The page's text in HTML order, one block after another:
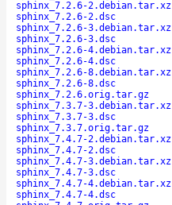
sphinx_7.2.6-2.debian.tar.xz
sphinx_7.2.6-2.dsc
sphinx_7.2.6-3.debian.tar.xz
sphinx_7.2.6-3.dsc
sphinx_7.2.6-4.debian.tar.xz
sphinx_7.2.6-4.dsc
sphinx_7.2.6-8.debian.tar.xz
sphinx_7.2.6-8.dsc
sphinx_7.2.6.orig.tar.gz
sphinx_7.3.7-3.debian.tar.xz
sphinx_7.3.7-3.dsc
sphinx_7.3.7.orig.tar.gz
sphinx_7.4.7-2.debian.tar.xz
sphinx_7.4.7-2.dsc
sphinx_7.4.7-3.debian.tar.xz
sphinx_7.4.7-3.dsc
sphinx_7.4.7-4.debian.tar.xz
sphinx_7.4.7-4.dsc